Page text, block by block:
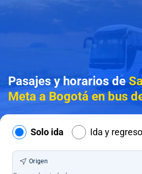
Pasajes y horarios de
Meta a Bogotá en bus
Solo ida Ida y regreso
Origen